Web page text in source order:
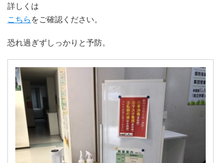
詳しくは
こちら をご確認ください。
恐れ過ぎずしっかりと予防。